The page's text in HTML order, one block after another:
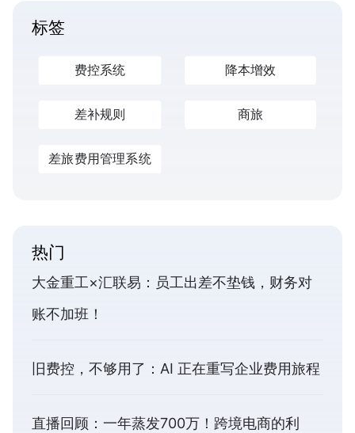
标签
费控系统 降本增效
差补规则 商旅
差旅费用管理系统
热门
大金重工×汇联易：员工出差不垫钱，财务对
账不加班！
旧费控，不够用了：AI 正在重写企业费用旅程
直播回顾：一年蒸发700万！跨境电商的利